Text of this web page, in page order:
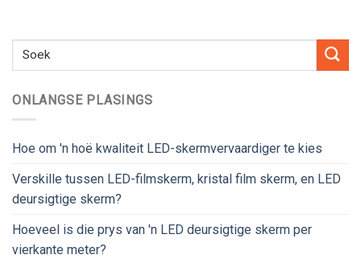
ONLANGSE PLASINGS
Hoe om 'n hoë kwaliteit LED-skermvervaardiger te kies
Verskille tussen LED-filmskerm, kristal film skerm, en LED
deursigtige skerm?
Hoeveel is die prys van 'n LED deursigtige skerm per
vierkante meter?